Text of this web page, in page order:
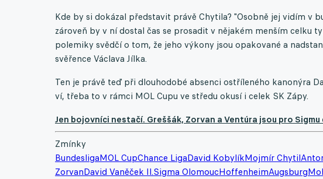
Kde by si dokázal představit právě Chytila? "Osobně jej vidím v
zároveň by v ní dostal čas se prosadit v nějakém menším celku
polemiky svědčí o tom, že jeho výkony jsou opakované a
svěřence Václava Jílka.
Ten je právě teď při dlouhodobé absenci ostříleného kanonýra
ví, třeba to v rámci MOL Cupu ve středu okusí i celek SK Zápy.
Jen bojovníci nestačí. Greššák, Zorvan a Ventúra jsou pro
Zmínky
BundesligaMOL CupChance LigaDavid KobylíkMojmír Chytil
ZorvanDavid Vaněček II.Sigma OlomoucHoffenheimAugsburg